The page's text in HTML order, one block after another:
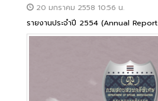
20 มกราคม 2558 10:56 น.
รายงานประจำปี 2554 (Annual